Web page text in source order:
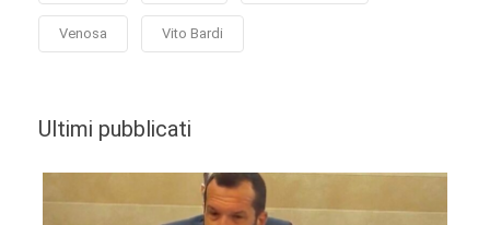
Venosa Vito Bardi
Ultimi pubblicati